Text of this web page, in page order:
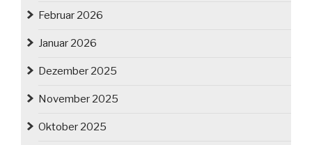
Februar 2026
Januar 2026
Dezember 2025
November 2025
Oktober 2025